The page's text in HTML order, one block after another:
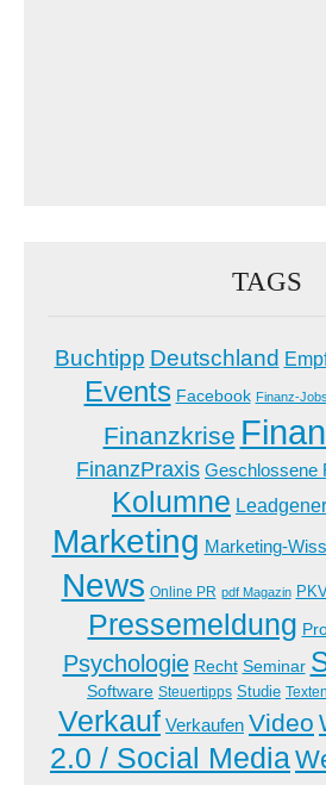
TAGS
Buchtipp Deutschland
Events Facebook Finanz-Jobs
Finanzkrise
FinanzPraxis Geschlossene
Kolumne
Marketing Marketing-
News Online PR pdf Magazin
Pressemeldung
Psychologie Recht Seminar
Software Steuertipps Studie Texten
Verkauf Verkaufen Video
2.0 / Social Media